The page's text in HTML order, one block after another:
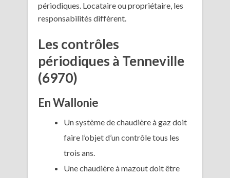
périodiques. Locataire ou propriétaire, les
responsabilités diffèrent.
Les contrôles
périodiques à Tenneville
(6970)
En Wallonie
Un système de chaudière à gaz doit
faire l’objet d’un contrôle tous les
trois ans.
Une chaudière à mazout doit être